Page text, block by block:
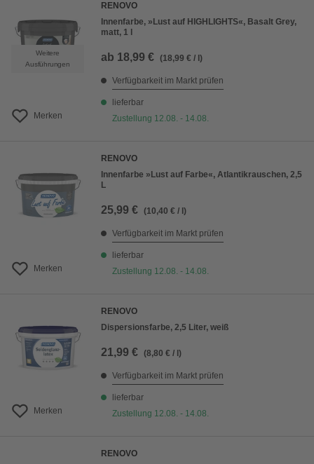
Weitere
Ausführungen
Merken
RENOVO
Innenfarbe, »Lust auf HIGHLIGHTS«, Basalt Grey,
matt, 1 l
ab 18,99 € (18,99 € / l)
Verfügbarkeit im Markt prüfen
lieferbar
Zustellung 12.08. - 14.08.
Merken
RENOVO
Innenfarbe »Lust auf Farbe«, Atlantikrauschen, 2,5
L
25,99 € (10,40 € / l)
Verfügbarkeit im Markt prüfen
lieferbar
Zustellung 12.08. - 14.08.
Merken
RENOVO
Dispersionsfarbe, 2,5 Liter, weiß
21,99 € (8,80 € / l)
Verfügbarkeit im Markt prüfen
lieferbar
Zustellung 12.08. - 14.08.
RENOVO